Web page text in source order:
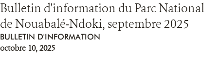
Bulletin d'information du Parc National
de Nouabalé-Ndoki, septembre 2025
BULLETIN D'INFORMATION
octobre 10, 2025